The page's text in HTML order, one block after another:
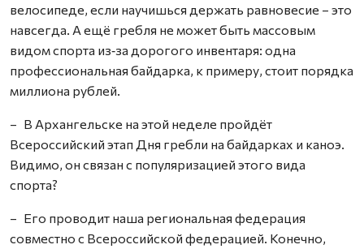
велосипеде, если научишься держать равновесие – это
навсегда. А ещё гребля не может быть массовым
видом спорта из‑за дорогого инвентаря: одна
профессиональная байдарка, к примеру, стоит порядка
миллиона рублей.
– В Архангельске на этой неделе пройдёт
Всероссийский этап Дня гребли на байдарках и каноэ.
Видимо, он связан с популяризацией этого вида
спорта?
– Его проводит наша региональная федерация
совместно с Всероссийской федерацией. Конечно,